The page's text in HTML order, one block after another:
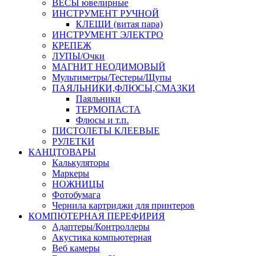
ВЕСЫ ювелирные
ИНСТРУМЕНТ РУЧНОЙ
КЛЕЩИ (витая пара)
ИНСТРУМЕНТ ЭЛЕКТРО
КРЕПЕЖ
ЛУПЫ/Очки
МАГНИТ НЕОДИМОВЫЙ
Мультиметры/Тестеры/Щупы
ПАЯЛЬНИКИ,ФЛЮСЫ,СМАЗКИ
Паяльники
ТЕРМОПАСТА
Флюсы и т.п.
ПИСТОЛЕТЫ КЛЕЕВЫЕ
РУЛЕТКИ
КАНЦТОВАРЫ
Калькуляторы
Маркеры
НОЖНИЦЫ
Фотобумага
Чернила картриджи для принтеров
КОМПЮТЕРНАЯ ПЕРЕФИРИЯ
Адаптеры/Контроллеры
Акустика компьютерная
Веб камеры